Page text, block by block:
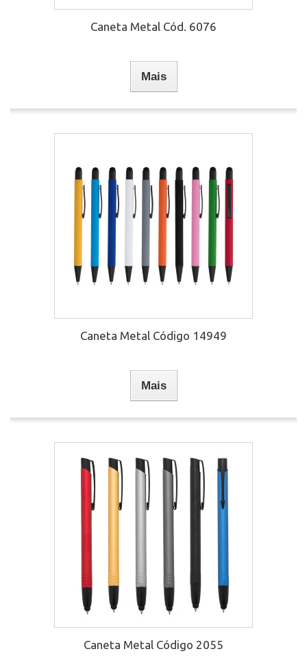
Caneta Metal Cód. 6076
Mais
Caneta Metal Código 14949
Mais
Caneta Metal Código 2055